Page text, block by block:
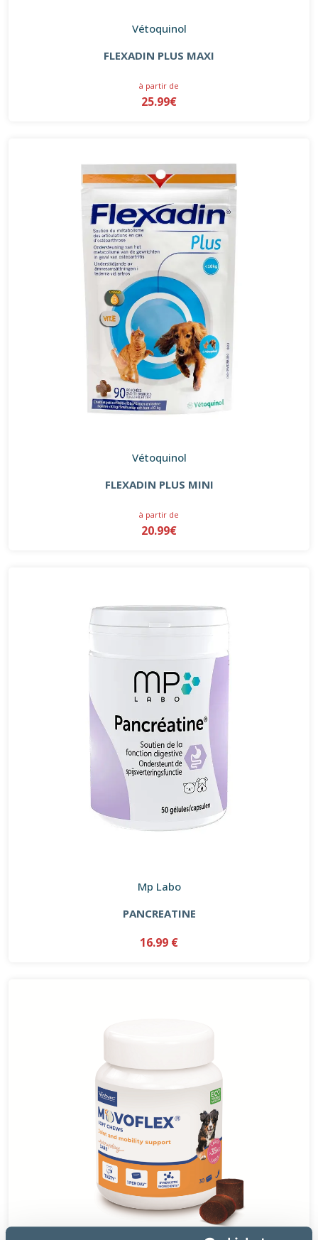
Vétoquinol
FLEXADIN PLUS MAXI
à partir de
25.99€
Vétoquinol
FLEXADIN PLUS MINI
à partir de
20.99€
Mp Labo
PANCREATINE
16.99 €